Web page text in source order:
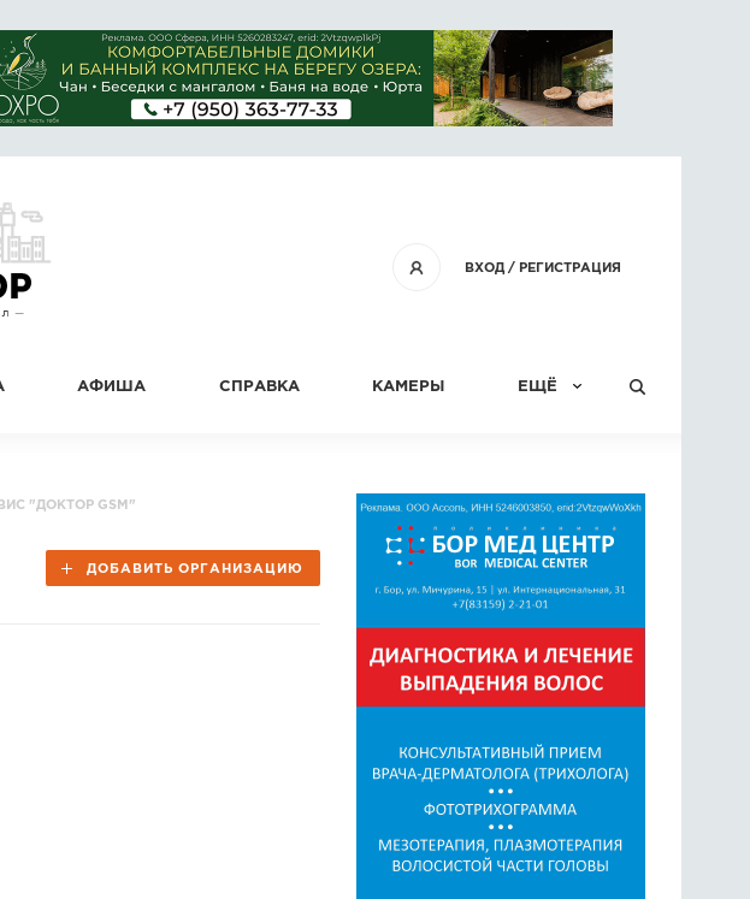
ВХОД/ РЕГИСТРАЦИЯ
АФИША СПРАВКА КАМЕРЫ ЕЩЁ
СТАТЬИ
ПРЕДЛОЖИТЬ НОВОСТЬ
ФОТО
"ДОКТОР GSM"
ДОБАВИТЬ ОРГАНИЗАЦИЮ